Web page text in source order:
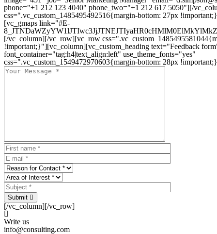
phone="+1 212 123 4040" phone_two="+1 212 617 5050"][/
css=".vc_custom_1485495492516{margin-bottom: 27px
[vc_gmaps link="#E-
[/vc_column][/vc_row][vc_row
!important;}"][vc_column][vc_custom_heading text="Feedback
font_container="tag:h4|text_align:left" use_theme_fonts="yes"
css=".vc_custom_1549472970603{margin-bottom: 28px
Submit
[/vc_column][/vc_row]
Write us
info@consulting.com